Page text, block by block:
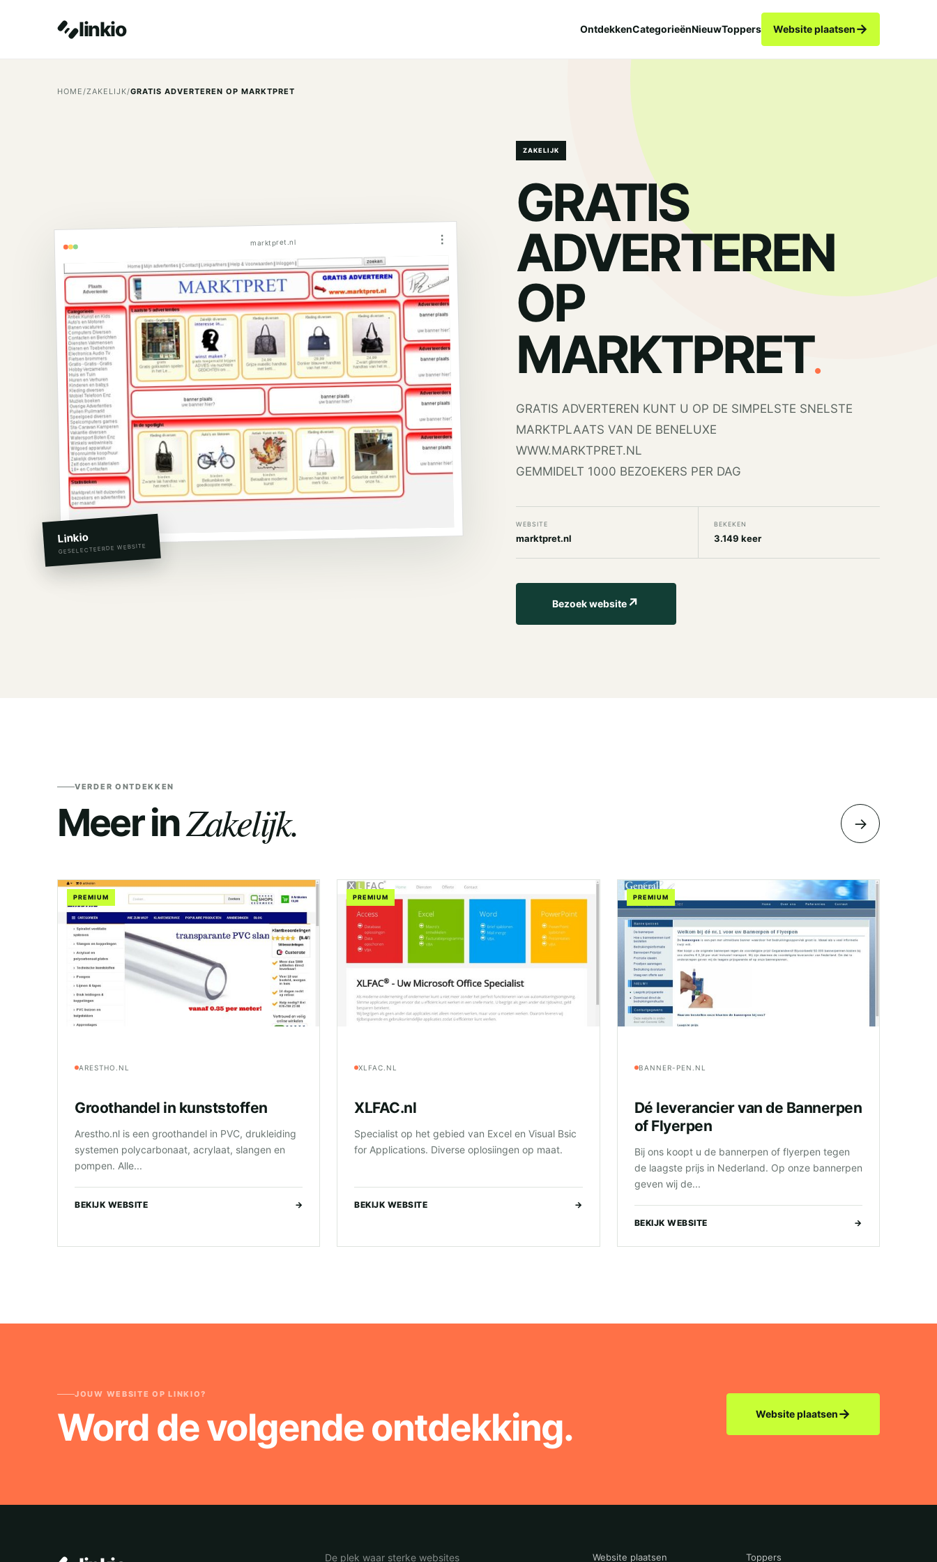
linkio OntdekkenCategorieënNieuwToppers Website plaatsen→
HOME/ZAKELIJK/GRATIS ADVERTEREN OP MARKTPRET
marktpret.nl ⋮
Linkio
GESELECTEERDE WEBSITE
ZAKELIJK
GRATIS
ADVERTEREN
OP
MARKTPRET.
GRATIS ADVERTEREN KUNT U OP DE SIMPELSTE SNELSTE
MARKTPLAATS VAN DE BENELUXE
WWW.MARKTPRET.NL
GEMMIDELT 1000 BEZOEKERS PER DAG
WEBSITE
marktpret.nl
BEKEKEN
3.149 keer
Bezoek website↗
VERDER ONTDEKKEN
Meer inZakelijk. →
PREMIUM
ARESTHO.NL
Groothandel in kunststoffen
Arestho.nl is een groothandel in PVC, drukleiding
systemen polycarbonaat, acrylaat, slangen en
pompen. Alle...
BEKIJK WEBSITE →
PREMIUM
XLFAC.NL
XLFAC.nl
Specialist op het gebied van Excel en Visual Bsic
for Applications. Diverse oplosiingen op maat.
BEKIJK WEBSITE →
PREMIUM
BANNER-PEN.NL
Dé leverancier van de Bannerpen
of Flyerpen
Bij ons koopt u de bannerpen of flyerpen tegen
de laagste prijs in Nederland. Op onze bannerpen
geven wij de...
BEKIJK WEBSITE →
JOUW WEBSITE OP LINKIO?
Word de volgende ontdekking. Website plaatsen→
De plek waar sterke websites Website plaatsen Toppers